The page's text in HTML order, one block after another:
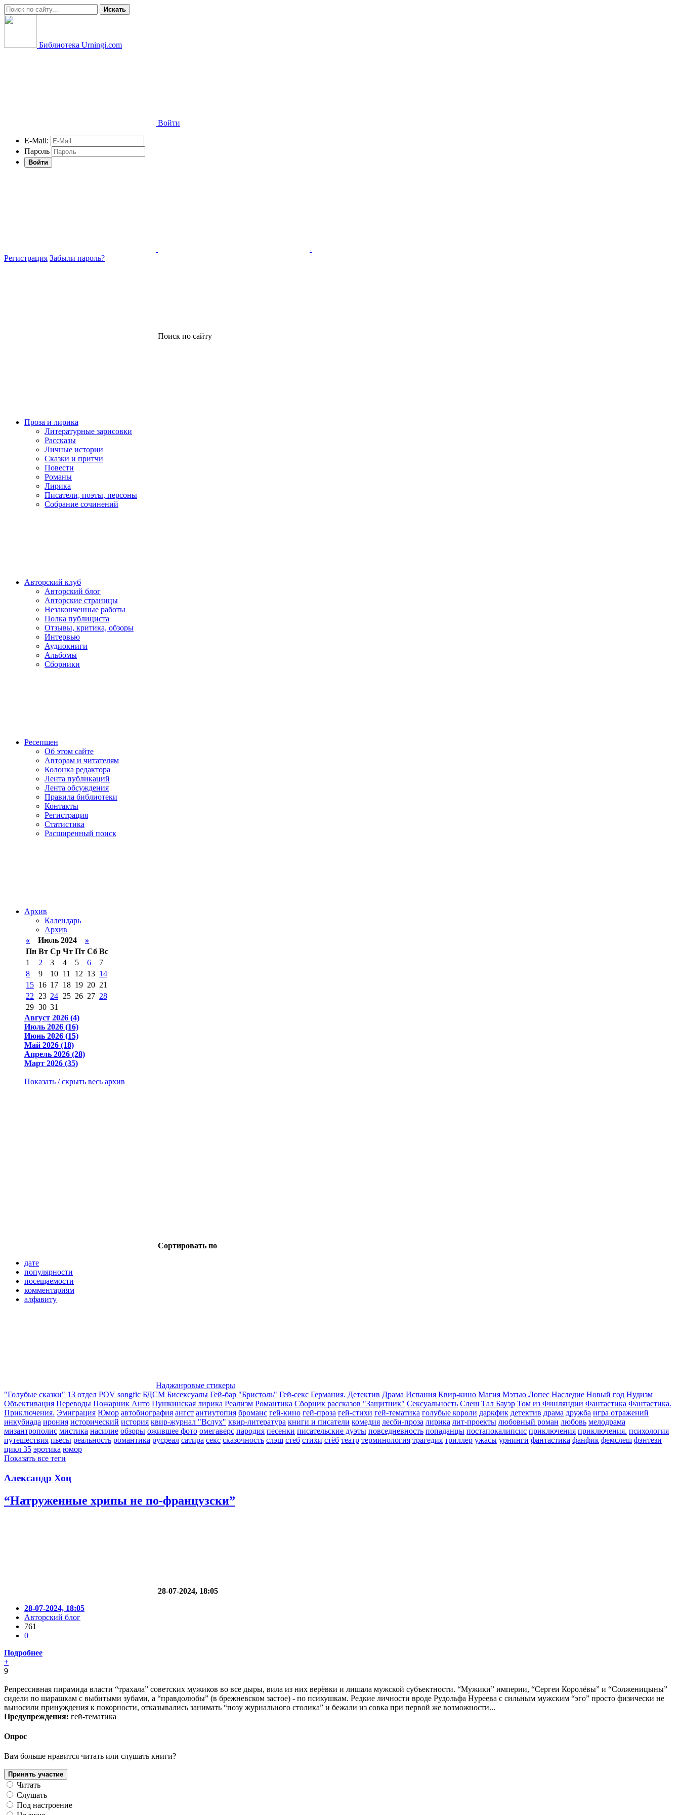
Искать
Библиотека Urningi.com
Войти
E-Mail:
Пароль
Войти
Регистрация Забыли пароль?
Поиск по сайту
Проза и лирика
Литературные зарисовки
Рассказы
Личные истории
Сказки и притчи
Повести
Романы
Лирика
Писатели, поэты, персоны
Собрание сочинений
Авторский клуб
Авторский блог
Авторские страницы
Незаконченные работы
Полка публициста
Отзывы, критика, обзоры
Интервью
Аудиокниги
Альбомы
Сборники
Ресепшен
Об этом сайте
Авторам и читателям
Колонка редактора
Лента публикаций
Лента обсуждения
Правила библиотеки
Контакты
Регистрация
Статистика
Расширенный поиск
Архив
Календарь
Архив
« Июль 2024 »
Пн Вт Ср Чт Пт Сб Вс
1
2 3 4 5 6
7
8
9 10 11 12 13 14
15 16 17 18 19 20 21
22
23 24 25 26 27 28
29 30 31
Август 2026 (4)
Июль 2026 (16)
Июнь 2026 (15)
Май 2026 (18)
Апрель 2026 (28)
Март 2026 (35)
Показать / скрыть весь архив
Сортировать по
дате
популярности
посещаемости
комментариям
алфавиту
Наджанровые стикеры
"Голубые сказки" 13 отдел POV songfic БДСМ Бисексуалы Гей-бар "Бристоль" Гей-секс Германия. Детектив Драма Испания Квир-кино Магия Мэтью Лопес Наследие Новый год Нудизм
Объективация Переводы Пожарник Анто Пушкинская лирика Реализм Романтика Сборник рассказов "Защитник" Сексуальность Слеш Тал Бауэр Том из Финляндии Фантастика Фантастика.
Приключения. Эмиграция Юмор автобиография ангст антиутопия броманс гей-кино гей-проза гей-стихи гей-тематика голубые короли даркфик детектив драма дружба игра отражений
инкубиада ирония исторический история квир-журнал "Вслух" квир-литература книги и писатели комедия лесби-проза лирика лит-проекты любовный роман любовь мелодрама
мизантрополис мистика насилие обзоры ожившее фото омегаверс пародия песенки писательские дуэты повседневность попаданцы постапокалипсис приключения приключения. психология
путешествия пьесы реальность романтика русреал сатира секс сказочность слэш стеб стихи стёб театр терминология трагедия триллер ужасы урнинги фантастика фанфик фемслеш фэнтези
цикл 35 эротика юмор
Показать все теги
Александр Хоц
“Натруженные хрипы не по-французски”
28-07-2024, 18:05
28-07-2024, 18:05
Авторский блог
761
0
Подробнее
+
9
Репрессивная пирамида власти “трахала” советских мужиков во все дыры, вила из них верёвки и лишала мужской субъектности. “Мужики” империи, “Сергеи Королёвы” и “Солженицыны”
сидели по шарашкам с выбитыми зубами, а “правдолюбы” (в брежневском застое) - по психушкам. Редкие личности вроде Рудольфа Нуреева с сильным мужским “эго” просто физически не
выносили принуждения к покорности, отказывались занимать “позу журнального столика” и бежали из совка при первой же возможности...
Предупреждения: гей-тематика
Опрос
Вам больше нравится читать или слушать книги?
Принять участие
Читать
Слушать
Под настроение